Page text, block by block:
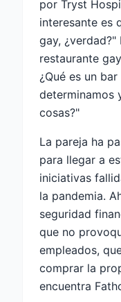
por Tryst
interesante es
gay, ¿verdad?"
restaurante
¿Qué es un
determinamos
cosas?"
La pareja ha
para llegar a
iniciativas
la pandemia.
seguridad
que no
empleados,
comprar la
encuentra